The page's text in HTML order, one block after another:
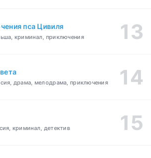
пса Цивиля
криминал, приключения
драма, мелодрама, приключения
криминал, детектив